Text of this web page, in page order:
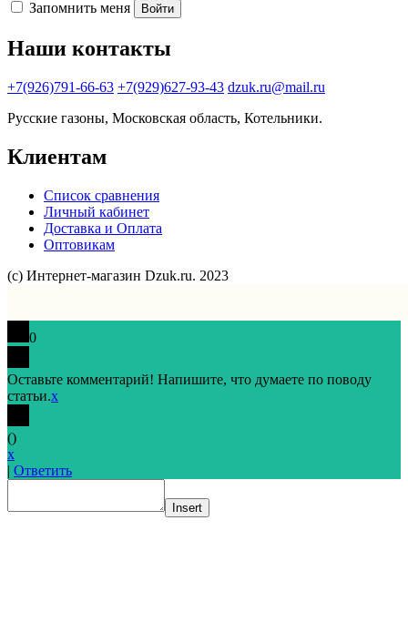
Запомнить меня Войти
Наши контакты
+7(926)791-66-63 +7(929)627-93-43 dzuk.ru@mail.ru
Русские газоны, Московская область, Котельники.
Клиентам
Список сравнения
Личный кабинет
Доставка и Оплата
Оптовикам
(с) Интернет-магазин Dzuk.ru. 2023
0
Оставьте комментарий! Напишите, что думаете по поводу
статьи.x
()
x
| Ответить
Insert